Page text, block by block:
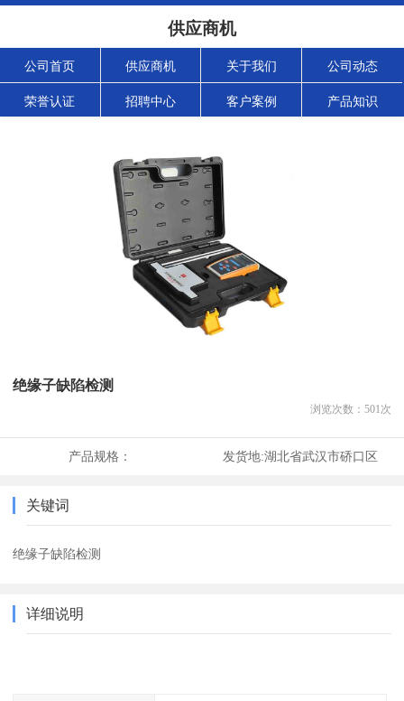
供应商机
公司首页 供应商机 关于我们 公司动态
荣誉认证 招聘中心 客户案例 产品知识
绝缘子缺陷检测
浏览次数： 501次
产品规格： 发货地:湖北省武汉市硚口区
关键词
绝缘子缺陷检测
详细说明